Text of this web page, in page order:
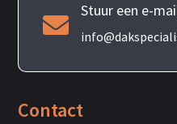

Stuur een e-
Contact